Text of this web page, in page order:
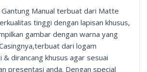
Manual terbuat dari Matte
tinggi dengan lapisan khusus,
gambar dengan warna yang
dari logam
dirancang khusus agar sesuai
presentasi anda. Dengan special